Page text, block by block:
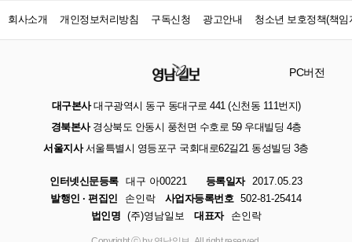
회사소개 개인정보처리방침 구독신청 광고안내 청소년 보호정책(책임
PC버전
대구본사대구광역시 동구 동대구로 441 (신천동 111번지)
경북본사경상북도 안동시 풍천면 수호로 59 우대빌딩 4층
서울지사서울특별시 영등포구 국회대로62길21 동성빌딩 3층
인터넷신문등록 대구 아00221 등록일자
2017.05.23
발행인 · 편집인
손인락 사업자등록번호 502-81-25414
법인명 (주)영남일보 대표자 손인락